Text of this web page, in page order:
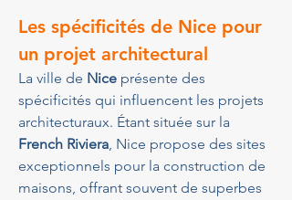
Les spécificités de Nice pour
un projet architectural
La ville de Nice présente des
spécificités qui influencent les projets
architecturaux. Étant située sur la
French Riviera, Nice propose des sites
exceptionnels pour la construction de
maisons, offrant souvent de superbes